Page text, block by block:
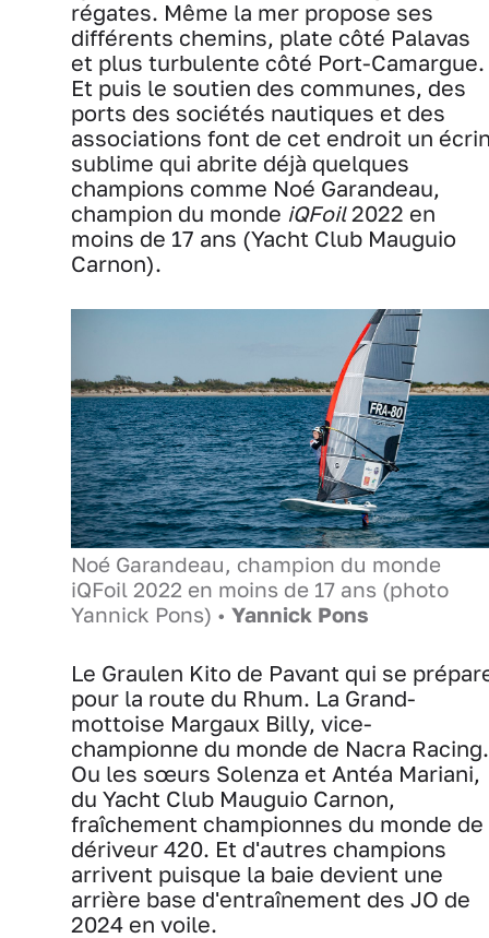
régates. Même la mer propose ses
différents chemins, plate côté Palavas
et plus turbulente côté Port-Camargue.
Et puis le soutien des communes, des
ports des sociétés nautiques et des
associations font de cet endroit un
sublime qui abrite déjà quelques
champions comme Noé Garandeau,
champion du monde iQFoil2022 en
moins de 17 ans (Yacht Club Mauguio
Carnon).
Noé Garandeau, champion du monde
iQFoil 2022 en moins de 17 ans (photo
Yannick Pons) • Yannick Pons
Le Graulen Kito de Pavant qui se
pour la route du Rhum. La Grand-
mottoise Margaux Billy, vice-
championne du monde de Nacra Racing.
Ou les sœurs Solenza et Antéa Mariani,
du Yacht Club Mauguio Carnon,
fraîchement championnes du monde de
dériveur 420. Et d'autres champions
arrivent puisque la baie devient une
arrière base d'entraînement des JO de
2024 en voile.